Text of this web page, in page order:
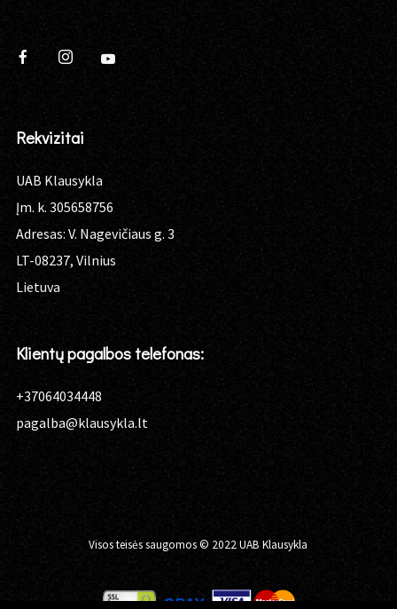
Rekvizitai
UAB Klausykla
Įm. k. 305658756
Adresas: V. Nagevičiaus g. 3
LT-08237, Vilnius
Lietuva
Klientų pagalbos telefonas:
+37064034448
pagalba@klausykla.lt
Visos teisės saugomos © 2022 UAB Klausykla